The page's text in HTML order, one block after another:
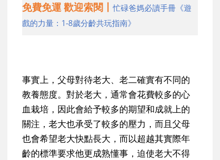
免費免運 歡迎索閱丨忙碌爸媽必讀手冊《遊
戲的力量：1-8歲分齡共玩指南》
事實上，父母對待老大、老二確實有不同的
教養態度。對於老大，通常會花費較多的心
血栽培，因此會給予較多的期望和成就上的
關注，老大也承受了較多的壓力，而且父母
也會希望老大快點長大，而以超越其實際年
齡的標準要求他更成熟懂事，迫使老大不得